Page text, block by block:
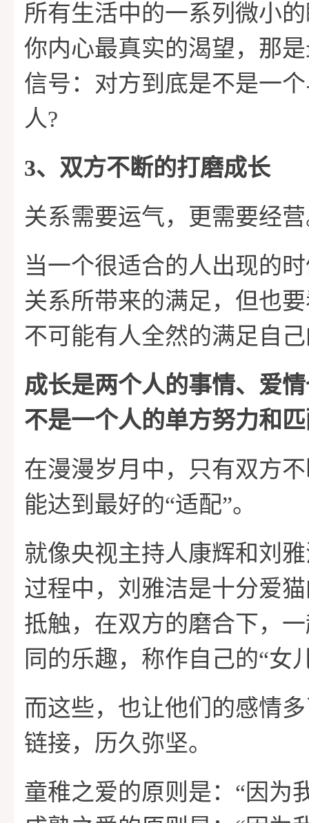
所有生活中的一系列微小
你内心最真实的渴望，那
信号：对方到底是不是一
人?
3、双方不断的打磨成长
关系需要运气，更需要经
当一个很适合的人出现的
关系所带来的满足，但也
不可能有人全然的满足自
成长是两个人的事情、爱
不是一个人的单方努力和
在漫漫岁月中，只有双方
能达到最好的“适配”。
就像央视主持人康辉和刘
过程中，刘雅洁是十分爱
抵触，在双方的磨合下，
同的乐趣，称作自己的“女
而这些，也让他们的感情
链接，历久弥坚。
童稚之爱的原则是：“因为